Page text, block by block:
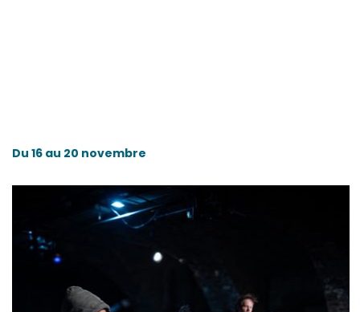
Du 16 au 20 novembre